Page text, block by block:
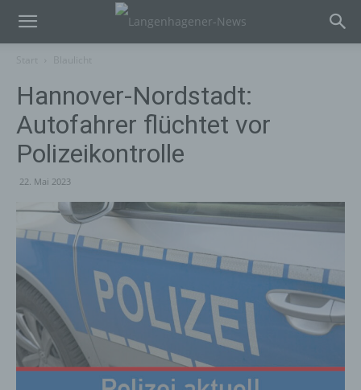
Hannover-Nordstadt:
Autofahrer flüchtet vor
Polizeikontrolle
22. Mai 2023